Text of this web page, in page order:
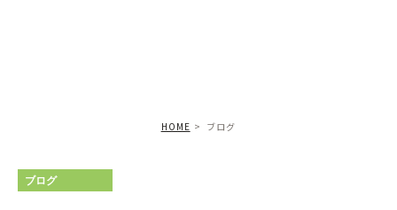
HOME ブログ
ブログ